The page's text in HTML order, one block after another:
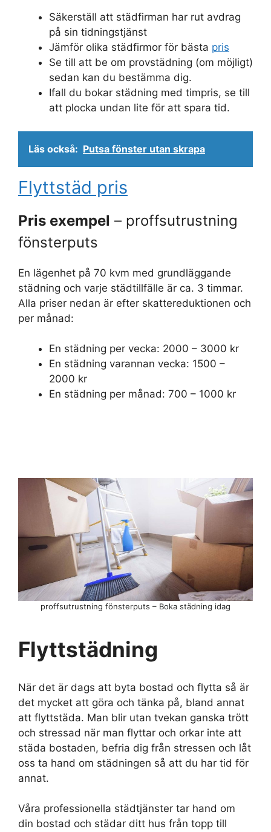
Säkerställ att städfirman har rut avdrag
på sin tidningstjänst
Jämför olika städfirmor för bästa pris
Se till att be om provstädning (om möjligt)
sedan kan du bestämma dig.
Ifall du bokar städning med timpris, se till
att plocka undan lite för att spara tid.
Läs också: Putsa fönster utan skrapa
Flyttstäd pris
Pris exempel – proffsutrustning
fönsterputs
En lägenhet på 70 kvm med grundläggande
städning och varje städtillfälle är ca. 3 timmar.
Alla priser nedan är efter skattereduktionen och
per månad:
En städning per vecka: 2000 – 3000 kr
En städning varannan vecka: 1500 –
2000 kr
En städning per månad: 700 – 1000 kr
Flyttstädning
När det är dags att byta bostad och flytta så är
det mycket att göra och tänka på, bland annat
att flyttstäda. Man blir utan tvekan ganska trött
och stressad när man flyttar och orkar inte att
städa bostaden, befria dig från stressen och låt
oss ta hand om städningen så att du har tid för
annat.
Våra professionella städtjänster tar hand om
din bostad och städar ditt hus från topp till
proffsutrustning fönsterputs – Boka städning idag